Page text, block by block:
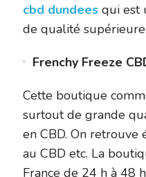
cbd dundees qui est
de qualité supérieure
Frenchy Freeze
Cette boutique
surtout de grande
en CBD. On
au CBD etc. La
France de 24 h à 48